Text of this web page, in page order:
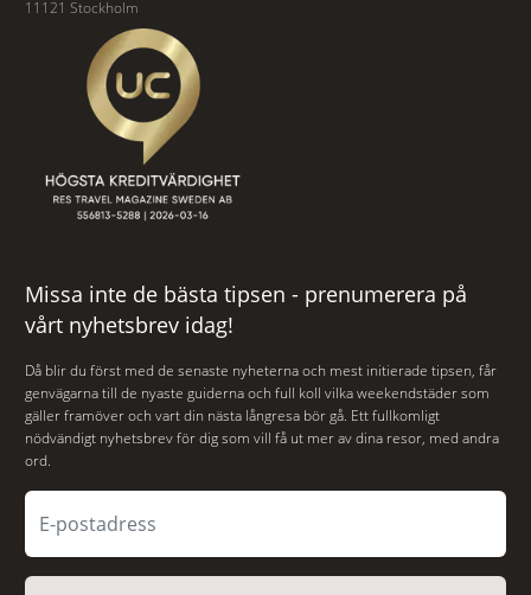
11121 Stockholm
Missa inte de bästa tipsen - prenumerera på
vårt nyhetsbrev idag!
Då blir du först med de senaste nyheterna och mest initierade tipsen, får
genvägarna till de nyaste guiderna och full koll vilka weekendstäder som
gäller framöver och vart din nästa långresa bör gå. Ett fullkomligt
nödvändigt nyhetsbrev för dig som vill få ut mer av dina resor, med andra
ord.